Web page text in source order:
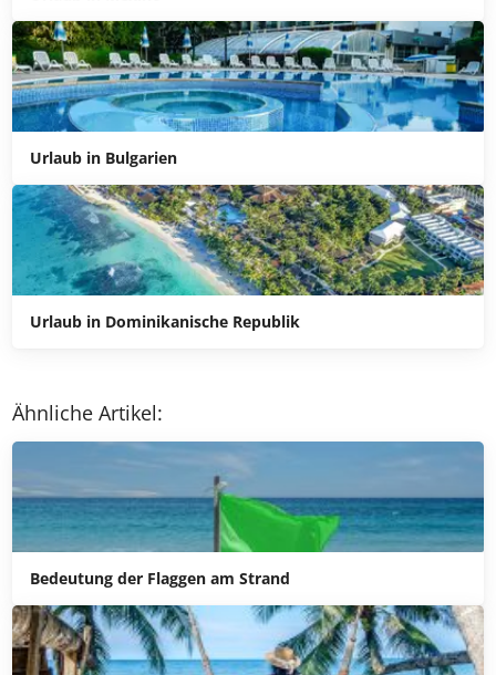
Urlaub in Mexiko
Urlaub in Bulgarien
Ähnliche Artikel:
Bedeutung der Flaggen am Strand